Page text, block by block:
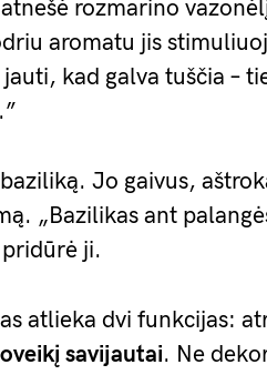
rozmarino
aromatu jis
kad galva tuščia –
Jo gaivus,
„Bazilikas ant
ji.
atlieka dvi funkcijas:
savijautai. Ne